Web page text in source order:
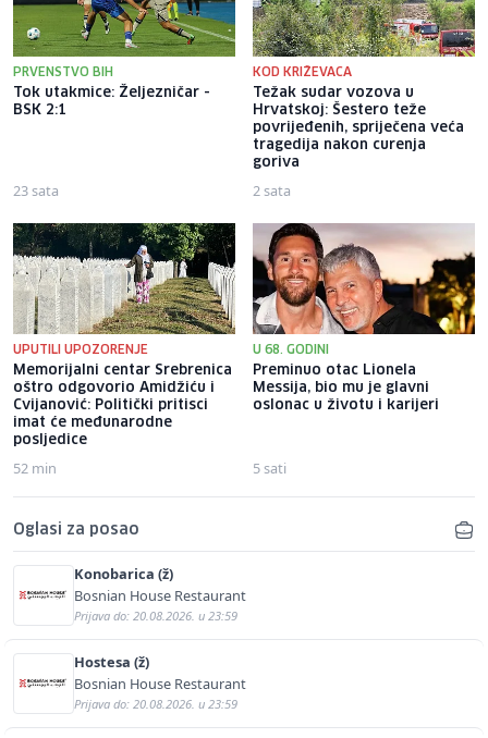
PRVENSTVO BIH
Tok utakmice: Željezničar -
BSK 2:1
23 sata
KOD KRIŽEVACA
Težak sudar vozova u
Hrvatskoj: Šestero teže
povrijeđenih, spriječena veća
tragedija nakon curenja
goriva
2 sata
UPUTILI UPOZORENJE
Memorijalni centar Srebrenica
oštro odgovorio Amidžiću i
Cvijanović: Politički pritisci
imat će međunarodne
posljedice
52 min
U 68. GODINI
Preminuo otac Lionela
Messija, bio mu je glavni
oslonac u životu i karijeri
5 sati
Oglasi za posao
Konobarica (ž)
Bosnian House Restaurant
Prijava do: 20.08.2026. u 23:59
Hostesa (ž)
Bosnian House Restaurant
Prijava do: 20.08.2026. u 23:59